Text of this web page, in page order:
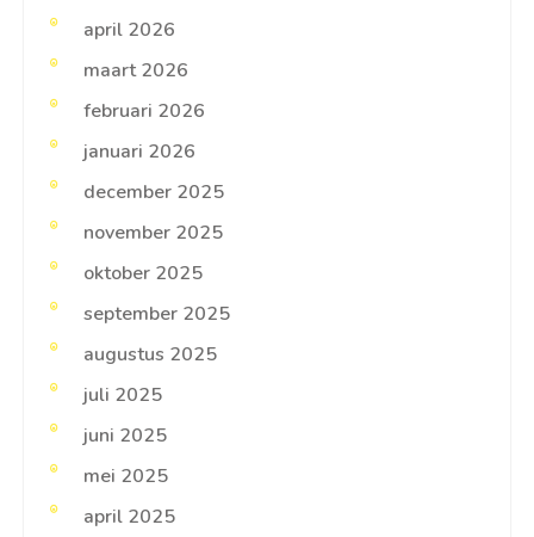
april 2026
maart 2026
februari 2026
januari 2026
december 2025
november 2025
oktober 2025
september 2025
augustus 2025
juli 2025
juni 2025
mei 2025
april 2025